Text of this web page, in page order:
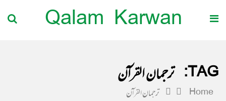
Qalam Karwan
TAG: ترجمان القرآن
Home ترجمان القرآن